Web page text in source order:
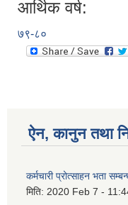
आर्थिक वर्ष:
७९-८०
ऐन, कानुन तथा
कर्मचारी प्रोत्साहन भता
मिति: 2020 Feb 7 -